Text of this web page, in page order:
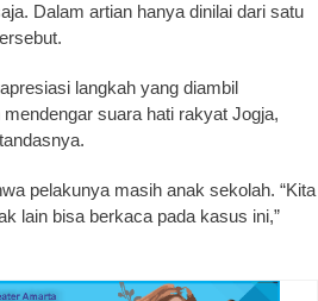
Dalam artian hanya dinilai dari satu
langkah yang diambil
suara hati rakyat Jogja,
pelakunya masih anak sekolah. “Kita
lain bisa berkaca pada kasus ini,”